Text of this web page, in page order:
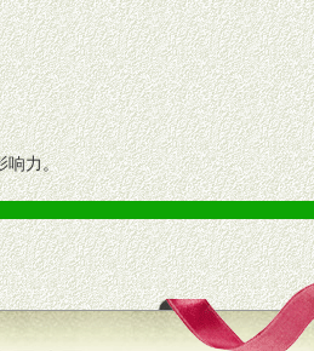
响力。
售。